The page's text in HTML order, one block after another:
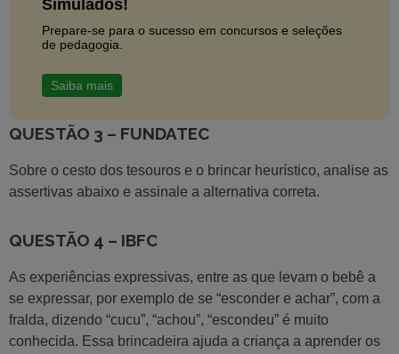
Simulados!
Prepare-se para o sucesso em concursos e seleções
de pedagogia.
Saiba mais
QUESTÃO 3 – FUNDATEC
Sobre o cesto dos tesouros e o brincar heurístico, analise as
assertivas abaixo e assinale a alternativa correta.
QUESTÃO 4 – IBFC
As experiências expressivas, entre as que levam o bebê a
se expressar, por exemplo de se “esconder e achar”, com a
fralda, dizendo “cucu”, “achou”, “escondeu” é muito
conhecida. Essa brincadeira ajuda a criança a aprender os